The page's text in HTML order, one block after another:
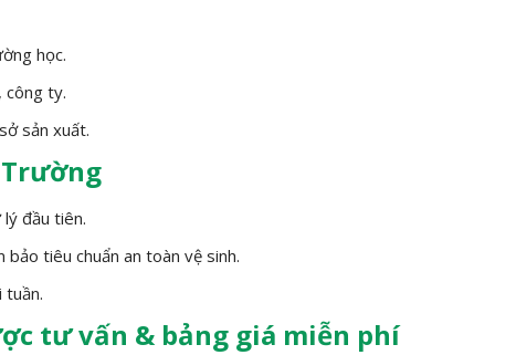
học.
công ty.
sản xuất.
đầu tiên.
tiêu chuẩn an toàn vệ sinh.
tuần.
tư vấn & bảng giá miễn phí